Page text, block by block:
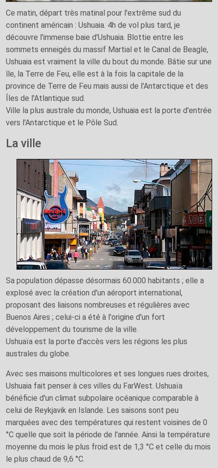
Ce matin, départ très matinal pour l'extrême sud du
continent américain : Ushuaia. 4h de vol plus tard, je
découvre l'immense baie d'Ushuaia. Blottie entre les
sommets enneigés du massif Martial et le Canal de Beagle,
Ushuaia est vraiment la ville du bout du monde. Bâtie sur une
île, la Terre de Feu, elle est à la fois la capitale de la
province de Terre de Feu mais aussi de l'Antarctique et des
Îles de l'Atlantique sud.
Ville la plus australe du monde, Ushuaia est la porte d'entrée
vers l'Antarctique et le Pôle Sud.
La ville
Sa population dépasse désormais 60.000 habitants ; elle a
explosé avec la création d'un aéroport international,
proposant des liaisons nombreuses et régulières avec
Buenos Aires ; celui-ci a été à l'origine d'un fort
développement du tourisme de la ville.
Ushuaïa est la porte d'accès vers les régions les plus
australes du globe.
Avec ses maisons multicolores et ses longues rues droites,
Ushuaia fait penser à ces villes du FarWest. Ushuaïa
bénéficie d'un climat subpolaire océanique comparable à
celui de Reykjavik en Islande. Les saisons sont peu
marquées avec des températures qui restent voisines de 0
°C quelle que soit la période de l'année. Ainsi la température
moyenne du mois le plus froid est de 1,3 °C et celle du mois
le plus chaud de 9,6 °C.